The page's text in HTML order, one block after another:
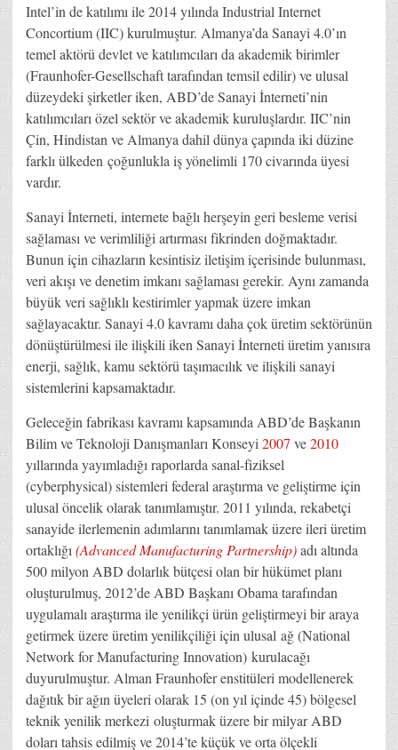
Intel’in de katılımı ile 2014 yılında Industrial Internet
Concortium (IIC) kurulmuştur. Almanya’da Sanayi 4.0’ın
temel aktörü devlet ve katılımcıları da akademik birimler
(Fraunhofer-Gesellschaft tarafından temsil edilir) ve ulusal
düzeydeki şirketler iken, ABD’de Sanayi İnterneti’nin
katılımcıları özel sektör ve akademik kuruluşlardır. IIC’nin
Çin, Hindistan ve Almanya dahil dünya çapında iki düzine
farklı ülkeden çoğunlukla iş yönelimli 170 civarında üyesi
vardır.
Sanayi İnterneti, internete bağlı herşeyin geri besleme verisi
sağlaması ve verimliliği artırması fikrinden doğmaktadır.
Bunun için cihazların kesintisiz iletişim içerisinde bulunması,
veri akışı ve denetim imkanı sağlaması gerekir. Aynı zamanda
büyük veri sağlıklı kestirimler yapmak üzere imkan
sağlayacaktır. Sanayi 4.0 kavramı daha çok üretim sektörünün
dönüştürülmesi ile ilişkili iken Sanayi İnterneti üretim yanısıra
enerji, sağlık, kamu sektörü taşımacılık ve ilişkili sanayi
sistemlerini kapsamaktadır.
Geleceğin fabrikası kavramı kapsamında ABD’de Başkanın
Bilim ve Teknoloji Danışmanları Konseyi 2007 ve2010
yıllarında yayımladığı raporlarda sanal-fiziksel
(cyberphysical) sistemleri federal araştırma ve geliştirme için
ulusal öncelik olarak tanımlamıştır. 2011 yılında, rekabetçi
sanayide ilerlemenin adımlarını tanımlamak üzere ileri üretim
ortaklığı (Advanced Manufacturing Partnership)adı altında
500 milyon ABD dolarlık bütçesi olan bir hükümet planı
oluşturulmuş, 2012’de ABD Başkanı Obama tarafından
uygulamalı araştırma ile yenilikçi ürün geliştirmeyi bir araya
getirmek üzere üretim yenilikçiliği için ulusal ağ (National
Network for Manufacturing Innovation) kurulacağı
duyurulmuştur. Alman Fraunhofer enstitüleri modellenerek
dağıtık bir ağın üyeleri olarak 15 (on yıl içinde 45) bölgesel
teknik yenilik merkezi oluşturmak üzere bir milyar ABD
doları tahsis edilmiş ve 2014’te küçük ve orta ölçekli